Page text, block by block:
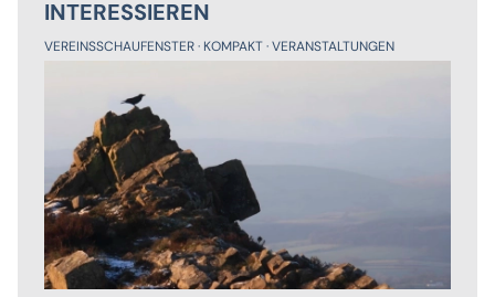
INTERESSIEREN
VEREINSSCHAUFENSTER KOMPAKT VERANSTALTUNGEN